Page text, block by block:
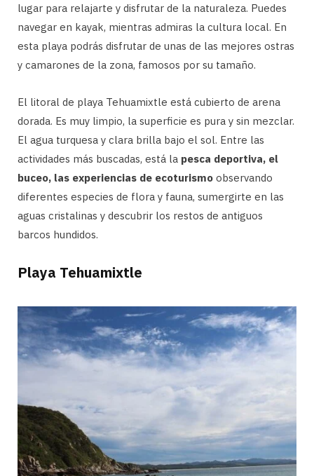
lugar para relajarte y disfrutar de la naturaleza. Puedes
navegar en kayak, mientras admiras la cultura local. En
esta playa podrás disfrutar de unas de las mejores ostras
y camarones de la zona, famosos por su tamaño.
El litoral de playa Tehuamixtle está cubierto de arena
dorada. Es muy limpio, la superficie es pura y sin mezclar.
El agua turquesa y clara brilla bajo el sol. Entre las
actividades más buscadas, está la pesca deportiva, el
buceo, las experiencias de ecoturismo observando
diferentes especies de flora y fauna, sumergirte en las
aguas cristalinas y descubrir los restos de antiguos
barcos hundidos.
Playa Tehuamixtle